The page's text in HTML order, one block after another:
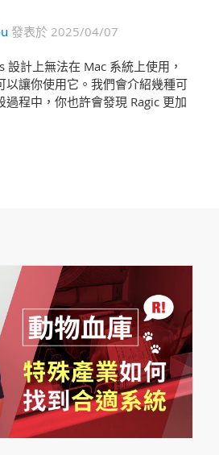
發表於 2025/04/07
設計上無法在 Mac 系統上使用，
以讓你使用它。我們會介紹幾種可
程中，你也許會發現 Ragic 更加